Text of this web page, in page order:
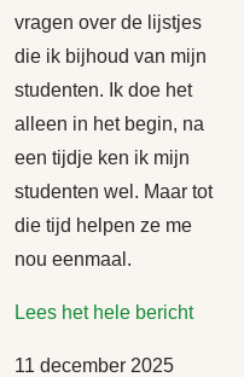
vragen over de lijstjes
die ik bijhoud van mijn
studenten. Ik doe het
alleen in het begin, na
een tijdje ken ik mijn
studenten wel. Maar tot
die tijd helpen ze me
nou eenmaal.
Lees het hele bericht
11 december 2025